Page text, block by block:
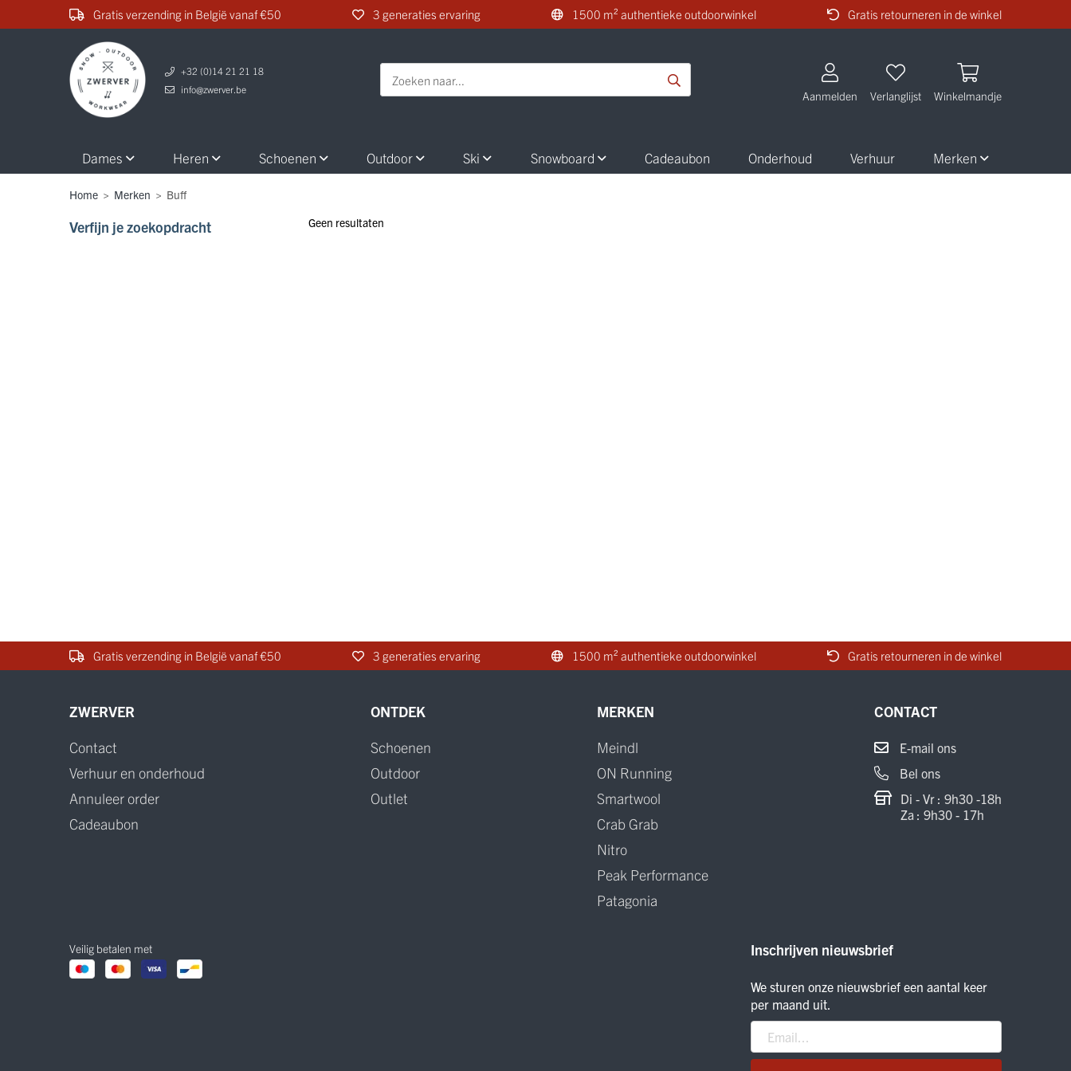
Gratis verzending in België vanaf €50 3 generaties ervaring 1500 m² authentieke outdoorwinkel Gratis retourneren in de winkel
+32 (0)14 21 21 18
info@zwerver.be
Aanmelden Verlanglijst Winkelmandje
Dames Heren Schoenen Outdoor Ski Snowboard Cadeaubon Onderhoud Verhuur Merken
Home > Merken > Buff
Verfijn je zoekopdracht Geen resultaten
Gratis verzending in België vanaf €50 3 generaties ervaring 1500 m² authentieke outdoorwinkel Gratis retourneren in de winkel
ZWERVER
Contact
Verhuur en onderhoud
Annuleer order
Cadeaubon
ONTDEK
Schoenen
Outdoor
Outlet
MERKEN
Meindl
ON Running
Smartwool
Crab Grab
Nitro
Peak Performance
Patagonia
CONTACT
E-mail ons
Bel ons
Di - Vr : 9h30 -18h
Za : 9h30 - 17h
Veilig betalen met Inschrijven nieuwsbrief
We sturen onze nieuwsbrief een aantal keer
per maand uit.